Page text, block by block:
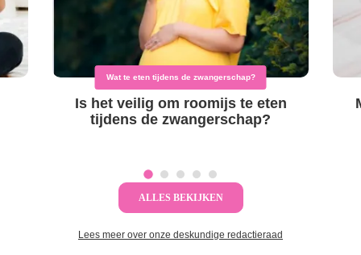
Wat te eten tijdens de zwangerschap?
Is het veilig om roomijs te eten
tijdens de zwangerschap?
ALLES BEKIJKEN
Lees meer over onze deskundige redactieraad